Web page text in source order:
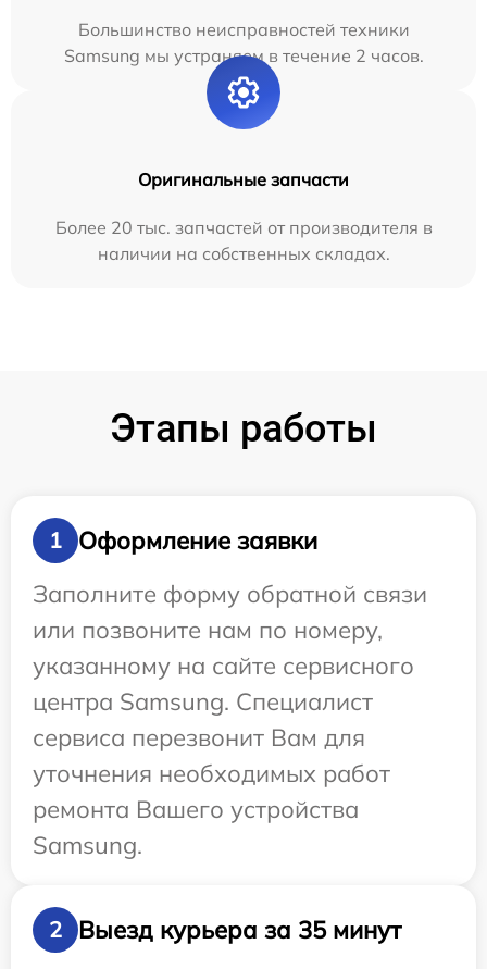
Большинство неисправностей техники
Samsung мы устраняем в течение 2 часов.
Оригинальные запчасти
Более 20 тыс. запчастей от производителя в
наличии на собственных складах.
Этапы работы
1
Оформление заявки
Заполните форму обратной связи
или позвоните нам по номеру,
указанному на сайте сервисного
центра Samsung. Специалист
сервиса перезвонит Вам для
уточнения необходимых работ
ремонта Вашего устройства
Samsung.
2
Выезд курьера за 35 минут